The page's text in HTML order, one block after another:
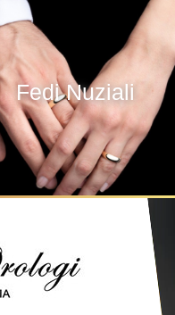
Fedi Nuziali